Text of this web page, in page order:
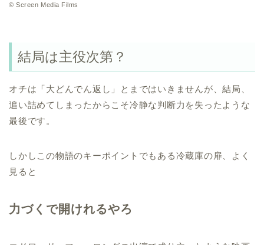
© Screen Media Films
結局は主役次第？
オチは「大どんでん返し」とまではいきませんが、結局、
追い詰めてしまったからこそ冷静な判断力を失ったような
最後です。
しかしこの物語のキーポイントでもある冷蔵庫の扉、よく
見ると
力づくで開けれるやろ